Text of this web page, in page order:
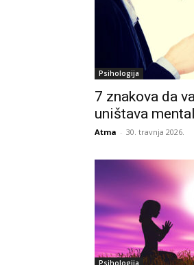
Psihologija
7 znakova da
uništava
Atma - 30. travnja 2026.
Psihologija